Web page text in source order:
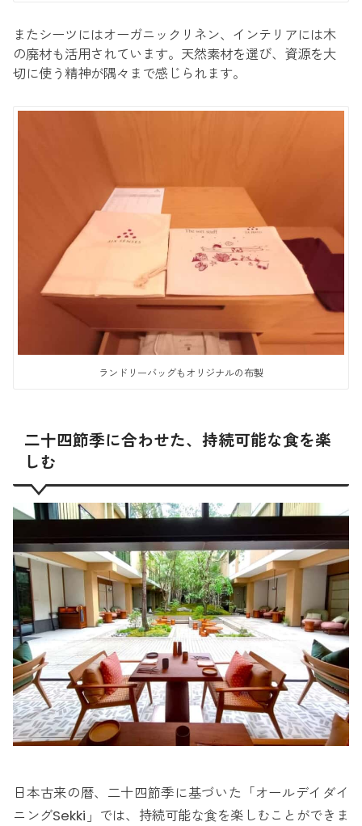
またシーツにはオーガニックリネン、インテリアには木
の廃材も活用されています。天然素材を選び、資源を大
切に使う精神が隅々まで感じられます。
ランドリーバッグもオリジナルの布製
二十四節季に合わせた、持続可能な食を楽
しむ
日本古来の暦、二十四節季に基づいた「オールデイダイ
ニングSekki」では、持続可能な食を楽しむことができま